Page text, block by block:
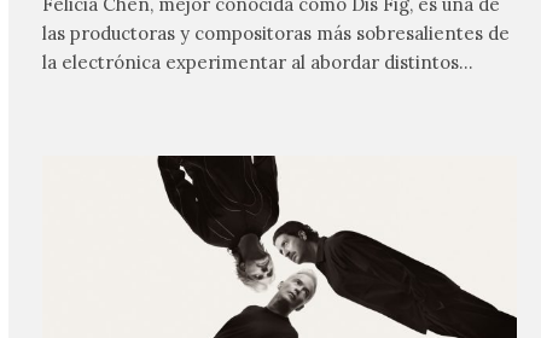
las productoras y compositoras más sobresalientes de
la electrónica experimentar al abordar distintos